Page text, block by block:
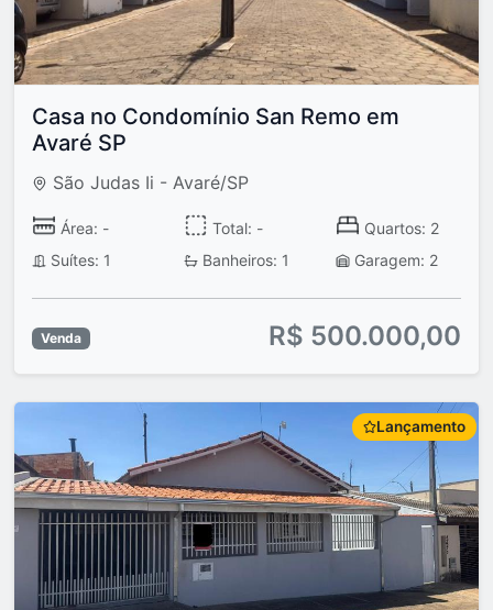
Casa no Condomínio San Remo em
Avaré SP
São Judas Ii - Avaré/SP
Área: - Total: -
Quartos: 2
Suítes: 1
Banheiros: 1 Garagem: 2
Venda R$ 500.000,00
Lançamento